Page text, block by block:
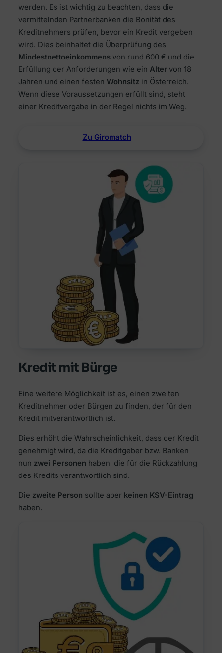
werden. Es ist wichtig zu beachten, dass die
vermittelnden Partnerbanken die Bonität des
Kreditnehmers prüfen, bevor ein Kredit vergeben
wird. Dies beinhaltet die Überprüfung des
Mindestnettoeinkommensvon rund 600 € und die
Erfüllung der Anforderungen wie ein Altervon 18
Jahren und einen festen Wohnsitzin Österreich.
Wenn diese Voraussetzungen erfüllt sind, steht
einer Kreditvergabe in der Regel nichts im Weg.
Zu Giromatch
Kredit mit Bürge
Eine weitere Möglichkeit ist es, einen zweiten
Kreditnehmer oder Bürgen zu finden, der für den
Kredit mitverantwortlich ist.
Dies erhöht die Wahrscheinlichkeit, dass der Kredit
genehmigt wird, da die Kreditgeber bzw. Banken
nun zwei Personen haben, die für die Rückzahlung
des Kredits verantwortlich sind.
Die zweite Person sollte aber keinen KSV-Eintrag
haben.